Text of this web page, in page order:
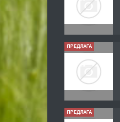
ПРЕДЛАГА
ПРЕДЛАГА